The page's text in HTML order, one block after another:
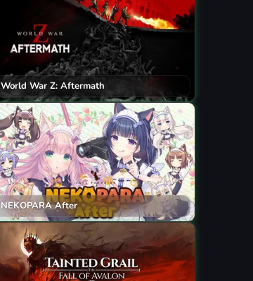
World War Z: Aftermath
NEKOPARA After